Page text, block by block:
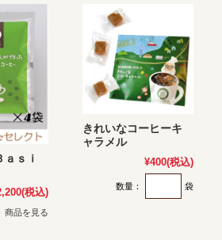
ａｓｉ
(税込)
商品を見る
きれいなコーヒーキ
ャラメル
¥400(税込)
数量： 袋